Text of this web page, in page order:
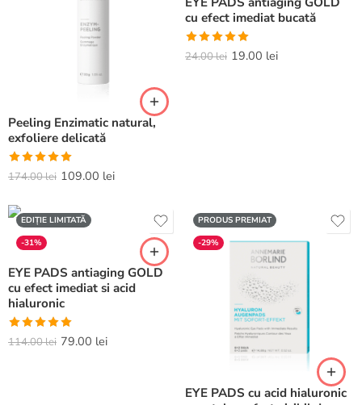
Peeling Enzimatic natural,
exfoliere delicată
Evaluat la
174.00lei 109.00 lei
cu efect imediat bucată
Evaluat la
24.00lei 19.00 lei
EDIȚIE LIMITATĂ
-31%
EYE PADS antiaging GOLD
cu efect imediat si acid
hialuronic
Evaluat la
114.00lei 79.00 lei
PRODUS PREMIAT
-29%
EYE PADS cu acid hialuronic